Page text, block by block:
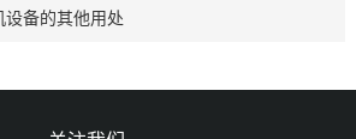
设备的其他用处